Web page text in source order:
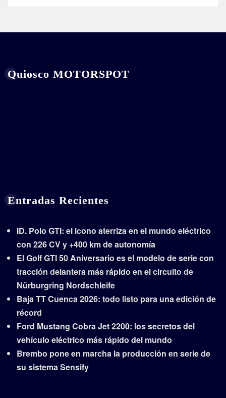
Quiosco MOTORSPOT
Entradas Recientes
ID. Polo GTI: el icono aterriza en el mundo eléctrico
con 226 CV y +400 km de autonomía
El Golf GTI 50 Aniversario es el modelo de serie con
tracción delantera más rápido en el circuito de
Nürburgring Nordschleife
Baja TT Cuenca 2026: todo listo para una edición de
récord
Ford Mustang Cobra Jet 2200: los secretos del
vehículo eléctrico más rápido del mundo
Brembo pone en marcha la producción en serie de
su sistema Sensify